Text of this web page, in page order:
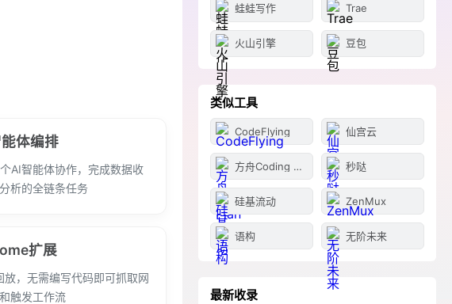
体编排
AI智能体协作，完成数据收
析的全链条任务
扩展
，无需编写代码即可抓取网
触发工作流
蛙蛙写作 Trae
火山引擎 豆包
类似工具
CodeFlying 仙宫云
方舟Coding Plan 秒哒
硅基流动 ZenMux
语构 无阶未来
最新收录